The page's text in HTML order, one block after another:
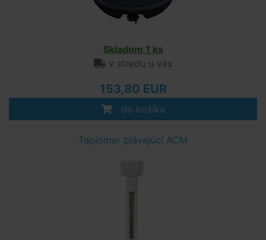
Skladom 1 ks
v stredu u vás
153,80 EUR
do košíka
Teplomer plávajúci ACM